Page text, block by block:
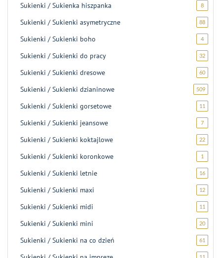
Sukienki / Sukienka hiszpanka 88
Sukienki / Sukienki asymetryczne 8888
Sukienki / Sukienki boho 44
Sukienki / Sukienki do pracy 3232
Sukienki / Sukienki dresowe 6060
Sukienki / Sukienki dzianinowe 509509
Sukienki / Sukienki gorsetowe 11
Sukienki / Sukienki jeansowe 77
Sukienki / Sukienki koktajlowe 2222
Sukienki / Sukienki koronkowe 1
Sukienki / Sukienki letnie 1616
Sukienki / Sukienki maxi 1212
Sukienki / Sukienki midi 11
Sukienki / Sukienki mini 2020
Sukienki / Sukienki na co dzień 61
11